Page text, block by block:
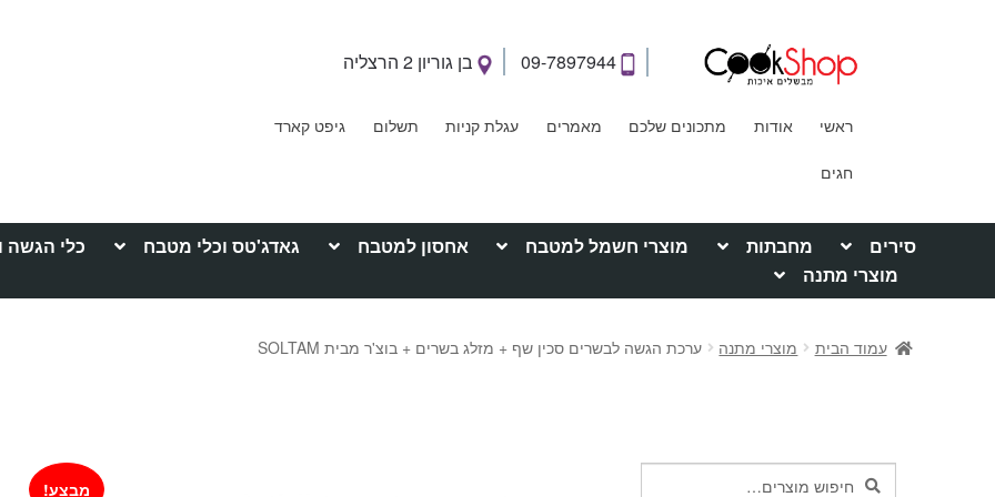
09-7897944 בן גוריון 2 הרצליה
ראשי אודות מתכונים שלכם מאמרים עגלת קניות תשלום גיפט קארד
חגים
סירים מחבתות מוצרי חשמל למטבח אחסון למטבח גאדג'טס וכלי מטבח כלי הגשה
מוצרי מתנה
עמוד הבית מוצרי מתנה ערכת הגשה לבשרים סכין שף + מזלג בשרים + בוצ'ר מבית SOLTAM
מבצע!
חיפושחיפוש